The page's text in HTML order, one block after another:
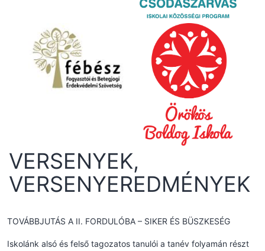
VERSENYEK,
VERSENYEREDMÉNYEK
TOVÁBBJUTÁS A II. FORDULÓBA – SIKER ÉS BÜSZKESÉG
Iskolánk alsó és felső tagozatos tanulói a tanév folyamán részt